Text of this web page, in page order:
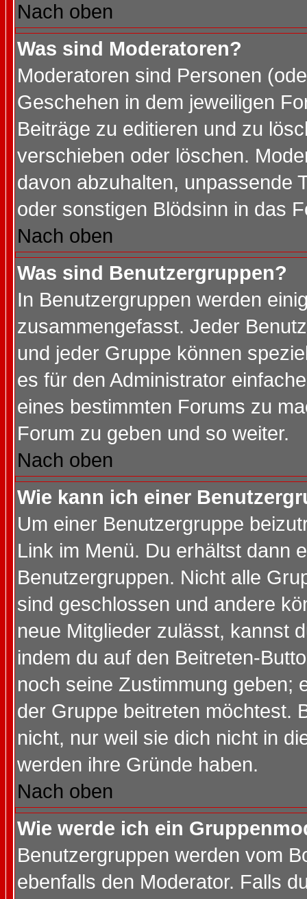
Nach oben
Was sind Moderatoren?
Moderatoren sind Personen
Geschehen in dem jeweiligen
Beiträge zu editieren und zu
verschieben oder löschen.
davon abzuhalten, unpassende
oder sonstigen Blödsinn in das
Nach oben
Was sind Benutzergruppen?
In Benutzergruppen werden
zusammengefasst. Jeder
und jeder Gruppe können
es für den Administrator
eines bestimmten Forums zu
Forum zu geben und so weiter.
Nach oben
Wie kann ich einer
Um einer Benutzergruppe
Link im Menü. Du erhältst dann
Benutzergruppen. Nicht alle
sind geschlossen und andere
neue Mitglieder zulässt, kannst
indem du auf den Beitreten-
noch seine Zustimmung geben;
der Gruppe beitreten möchtest.
nicht, nur weil sie dich nicht in
werden ihre Gründe haben.
Nach oben
Wie werde ich ein
Benutzergruppen werden vom
ebenfalls den Moderator. Falls